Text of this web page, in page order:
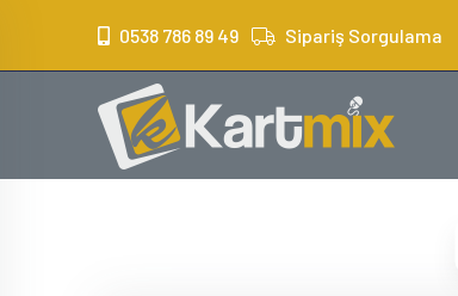
0538 786 89 49 Sipariş Sorgulama